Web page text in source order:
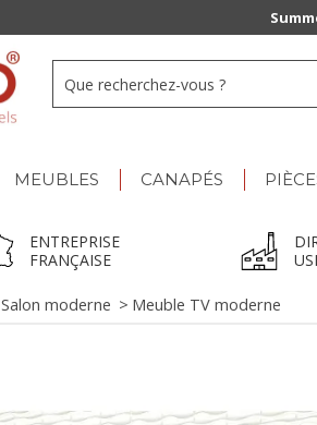
MEUBLES CANAPÉS
ENTREPRISE
FRANÇAISE
Salon moderne > Meuble TV moderne